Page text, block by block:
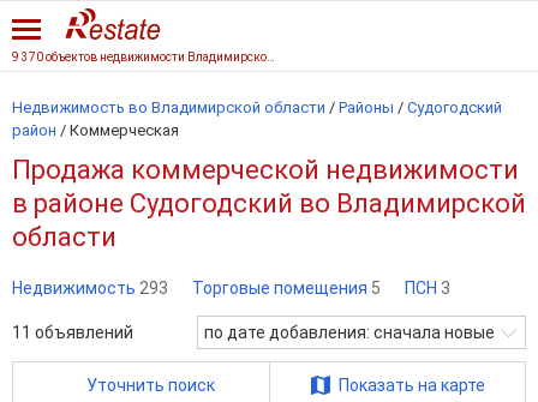
Недвижимость во Владимирской области / Районы / Судогодский
район / Коммерческая
Продажа коммерческой недвижимости
в районе Судогодский во Владимирской
области
Недвижимость 293 Торговые помещения 5 ПСН 3
11 объявлений по дате добавления: сначала новые
Уточнить поиск Показать на карте